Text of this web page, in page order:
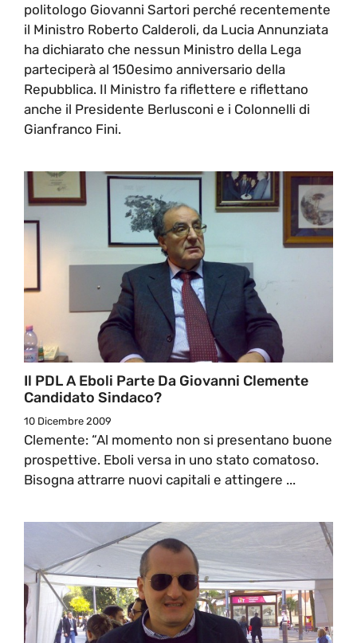
politologo Giovanni Sartori perché recentemente
il Ministro Roberto Calderoli, da Lucia Annunziata
ha dichiarato che nessun Ministro della Lega
parteciperà al 150esimo anniversario della
Repubblica. Il Ministro fa riflettere e riflettano
anche il Presidente Berlusconi e i Colonnelli di
Gianfranco Fini.
Il PDL A Eboli Parte Da Giovanni Clemente
Candidato Sindaco?
10 Dicembre 2009
Clemente: “Al momento non si presentano buone
prospettive. Eboli versa in uno stato comatoso.
Bisogna attrarre nuovi capitali e attingere ...